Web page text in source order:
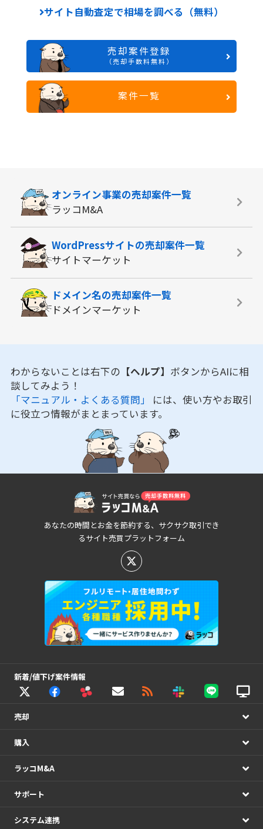
サイト自動査定で相場を調べる（無料）
売却案件登録
（売却手数料無料）
案件一覧
オンライン事業の売却案件一覧
ラッコM&A
WordPressサイトの売却案件一覧
サイトマーケット
ドメイン名の売却案件一覧
ドメインマーケット
わからないことは右下の 【ヘルプ】 ボタンからAIに相
談してみよう！
「マニュアル・よくある質問」 には、使い方やお取引
に役立つ情報がまとまっています。
あなたの時間とお金を節約する、サクサク取引でき
るサイト売買プラットフォーム
新着/値下げ案件情報
売却
購入
ラッコM&A
サポート
システム連携